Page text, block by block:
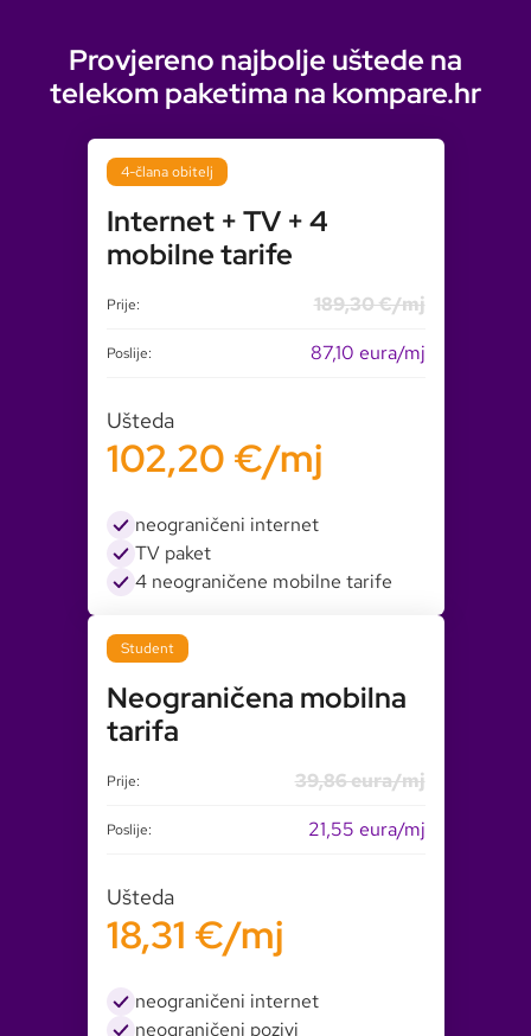
Provjereno najbolje uštede na
telekom paketima na kompare.hr
4-člana obitelj
Internet + TV + 4
mobilne tarife
Prije: 189,30 €/mj
Poslije: 87,10 eura/mj
Ušteda
102,20 €/mj
neograničeni internet
TV paket
4 neograničene mobilne tarife
Student
Neograničena mobilna
tarifa
Prije: 39,86 eura/mj
Poslije: 21,55 eura/mj
Ušteda
18,31 €/mj
neograničeni internet
neograničeni pozivi